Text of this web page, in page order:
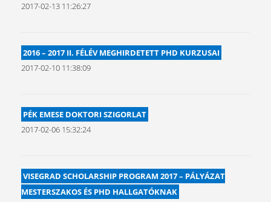
2017-02-13 11:26:27
2016 – 2017 II. FÉLÉV MEGHIRDETETT PHD KURZUSAI
2017-02-10 11:38:09
PÉK EMESE DOKTORI SZIGORLAT
2017-02-06 15:32:24
VISEGRAD SCHOLARSHIP PROGRAM 2017 – PÁLYÁZAT
MESTERSZAKOS ÉS PHD HALLGATÓKNAK